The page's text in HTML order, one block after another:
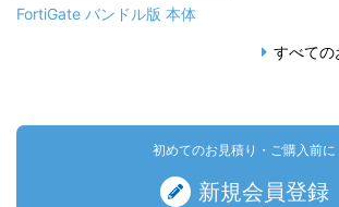
FortiGate バンドル版 本体
すべての
初めてのお見積り・ご購入前に
新規会員登録